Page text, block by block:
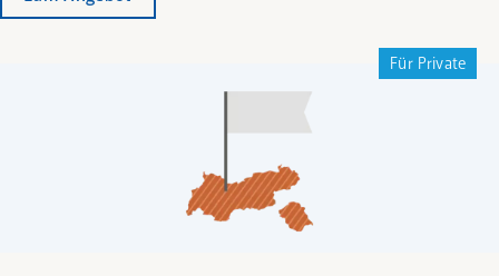
Diese wird für die Verwaltung und das Reservieren
sowie Ent- und Versperren des E­Carsharingautos
VVT-Kompatibilität sicherstellen! Und
damit Bürger*innen den Zugang zum tirolweiten E-
Carsharing-Angebot nutzen können!
Für Private